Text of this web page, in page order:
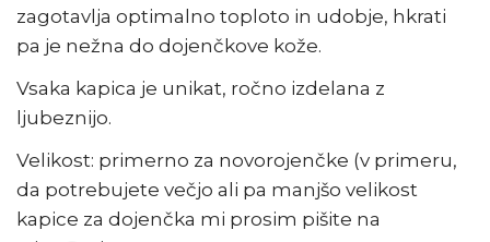
zagotavlja optimalno toploto in udobje, hkrati
pa je nežna do dojenčkove kože.
Vsaka kapica je unikat, ročno izdelana z
ljubeznijo.
Velikost: primerno za novorojenčke (v primeru,
da potrebujete večjo ali pa manjšo velikost
kapice za dojenčka mi prosim pišite na